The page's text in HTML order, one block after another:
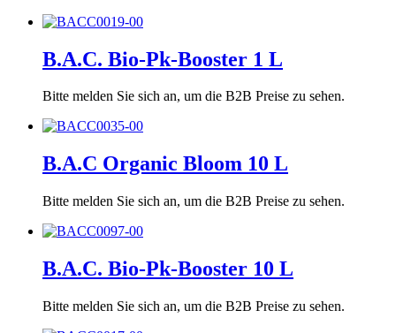
B.A.C. Bio-Pk-Booster 1 L
Bitte melden Sie sich an, um die B2B Preise zu sehen.
B.A.C Organic Bloom 10 L
Bitte melden Sie sich an, um die B2B Preise zu sehen.
B.A.C. Bio-Pk-Booster 10 L
Bitte melden Sie sich an, um die B2B Preise zu sehen.